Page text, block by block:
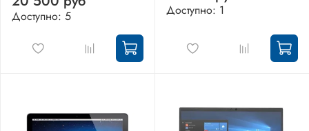
Доступно: 5 Доступно: 1